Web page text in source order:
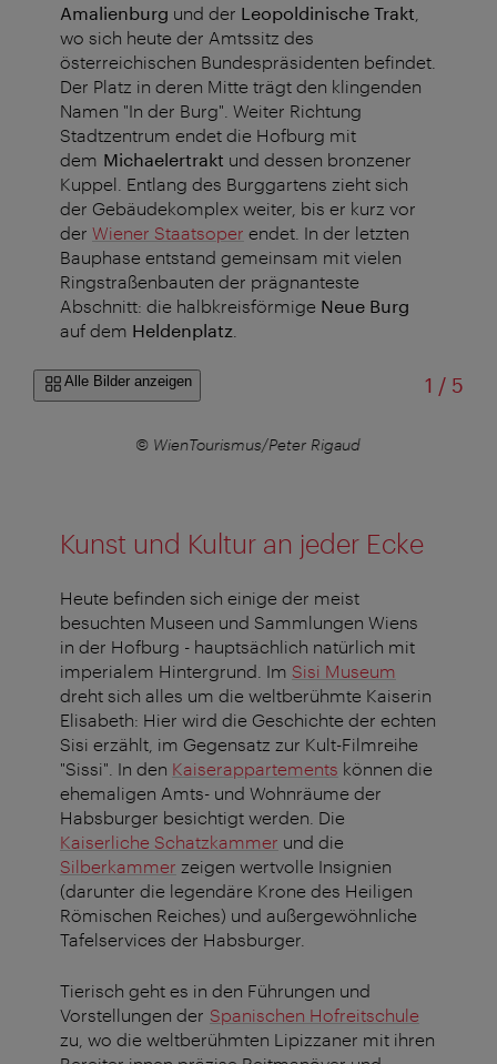
Amalienburg und der Leopoldinische Trakt
wo sich heute der Amtssitz des
österreichischen Bundespräsidenten befindet.
Der Platz in deren Mitte trägt den klingenden
Namen "In der Burg". Weiter Richtung
Stadtzentrum endet die Hofburg mit
dem Michaelertrakt und dessen bronzener
Kuppel. Entlang des Burggartens zieht sich
der Gebäudekomplex weiter, bis er kurz vor
der Wiener Staatsoper endet. In der letzten
Bauphase entstand gemeinsam mit vielen
Ringstraßenbauten der prägnanteste
Abschnitt: die halbkreisförmige Neue Burg
auf dem Heldenplatz
Alle Bilder anzeigen 1 /von
5
© WienTourismus/Peter Rigaud
Kunst und Kultur an jeder Ecke
Heute befinden sich einige der meist
besuchten Museen und Sammlungen Wiens
in der Hofburg - hauptsächlich natürlich mit
imperialem Hintergrund. Im Sisi Museum
dreht sich alles um die weltberühmte Kaiserin
Elisabeth: Hier wird die Geschichte der echten
Sisi erzählt, im Gegensatz zur Kult-Filmreihe
"Sissi". In den Kaiserappartements können die
ehemaligen Amts- und Wohnräume der
Habsburger besichtigt werden. Die
Kaiserliche Schatzkammer und die
Silberkammer zeigen wertvolle Insignien
(darunter die legendäre Krone des Heiligen
Römischen Reiches) und außergewöhnliche
Tafelservices der Habsburger.
Tierisch geht es in den Führungen und
Vorstellungen der Spanischen Hofreitschule
zu, wo die weltberühmten Lipizzaner mit ihren